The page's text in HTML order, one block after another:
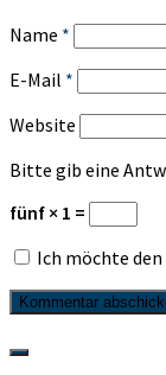
Name *
E-Mail *
Website
Bitte gib eine
fünf × 1 =
Ich möchte